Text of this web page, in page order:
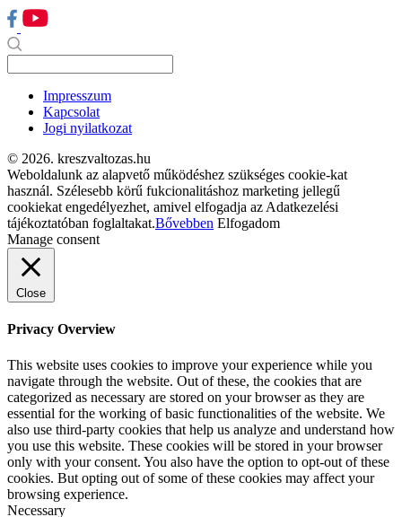
Impresszum
Kapcsolat
Jogi nyilatkozat
© 2026. kreszvaltozas.hu
Weboldalunk az alapvető működéshez szükséges cookie-kat
használ. Szélesebb körű fukcionalitáshoz marketing jellegű
cookiekat engedélyezhet, amivel elfogadja az Adatkezelési
tájékoztatóban foglaltakat.Bővebben Elfogadom
Manage consent
Close
Privacy Overview
This website uses cookies to improve your experience while you
navigate through the website. Out of these, the cookies that are
categorized as necessary are stored on your browser as they are
essential for the working of basic functionalities of the website. We
also use third-party cookies that help us analyze and understand how
you use this website. These cookies will be stored in your browser
only with your consent. You also have the option to opt-out of these
cookies. But opting out of some of these cookies may affect your
browsing experience.
Necessary